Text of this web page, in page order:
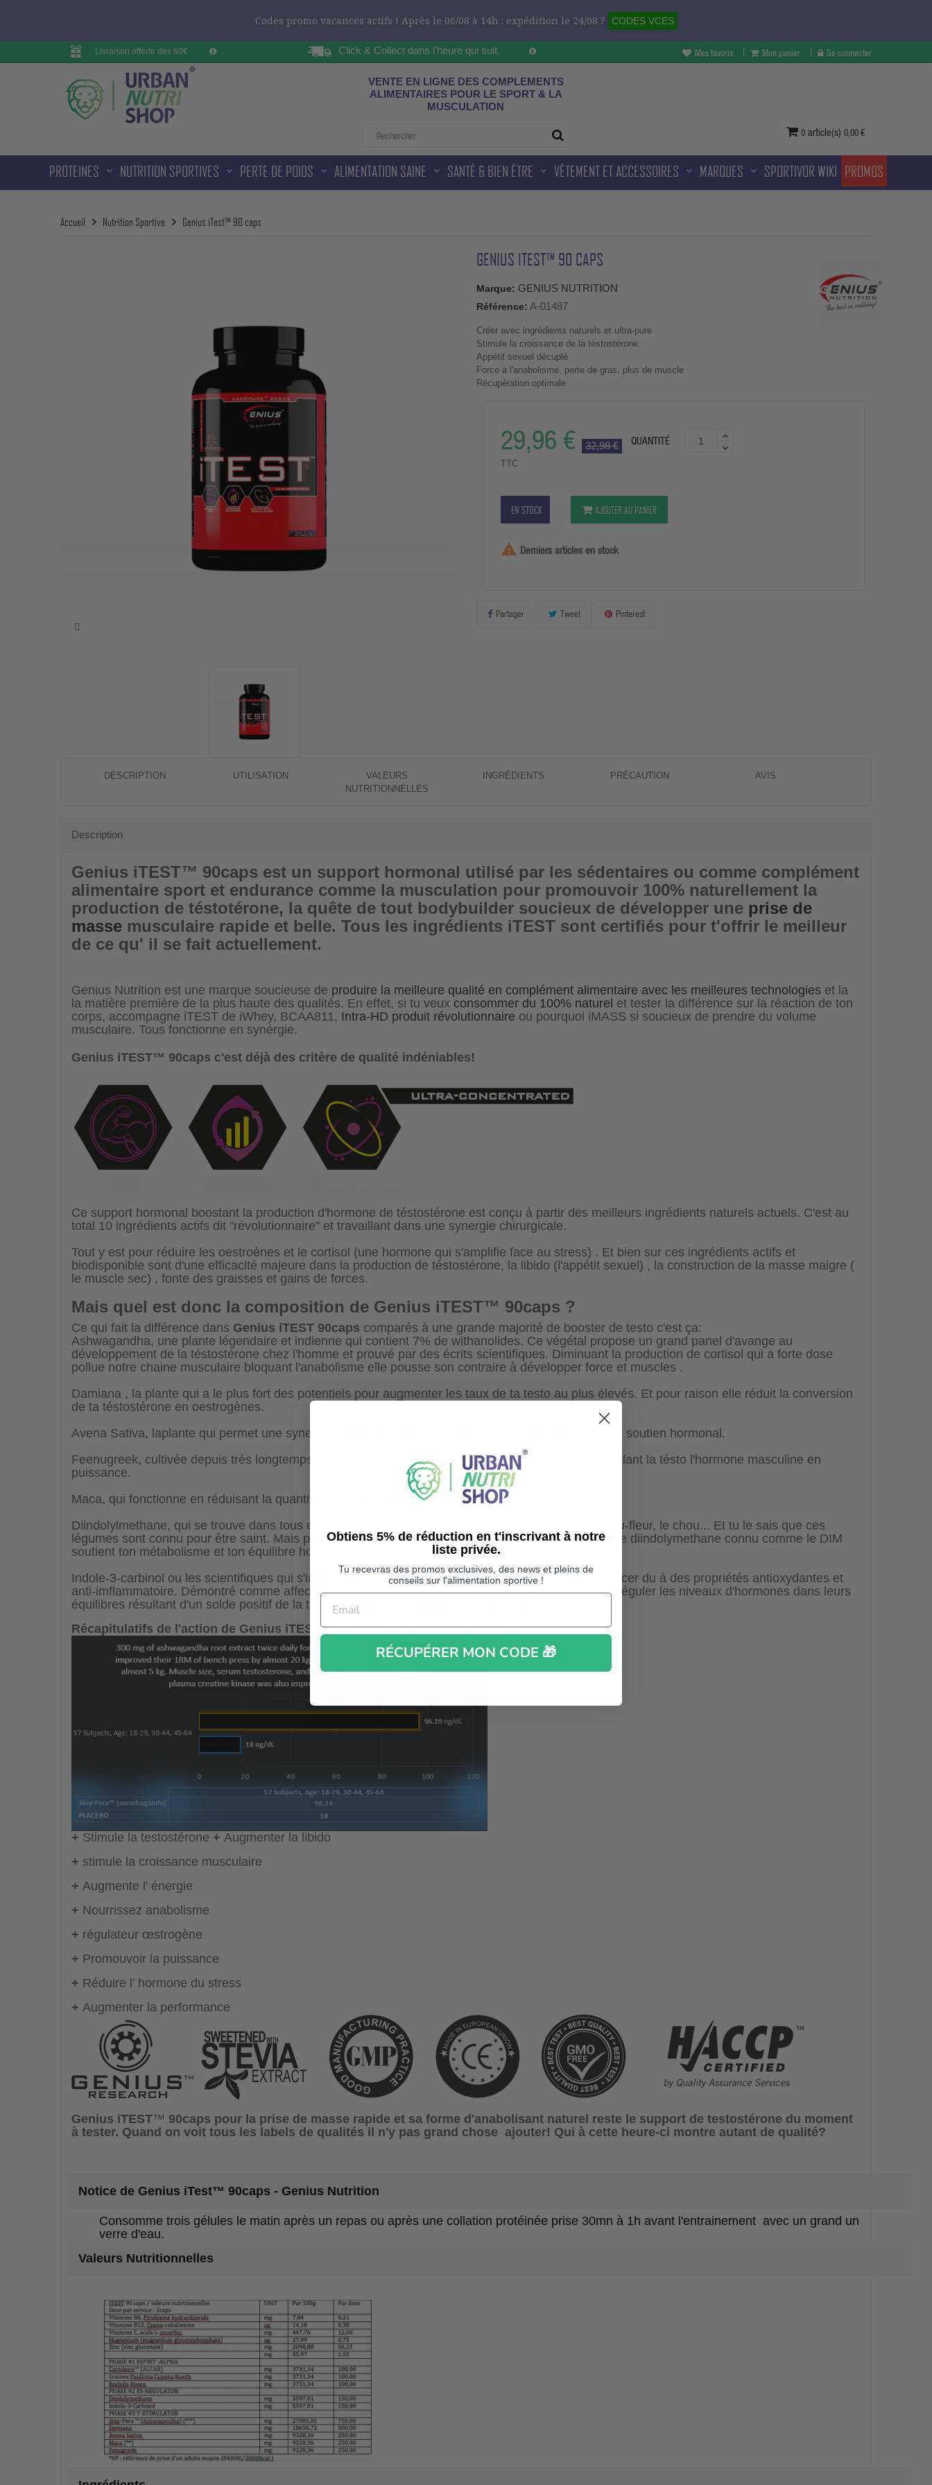
Codes promo vacances actifs ! Après le 06/08 à 14h : expédition le 24/08 ? CODES VCES
Livraison offerte dès 60€ Click & Collect dans l'heure qui suit.
Sur les horaires d'ouvertures à Melun et sans frais
additionnelle.
Mes favoris Mon panier Se connecter
VENTE EN LIGNE DES COMPLEMENTS
ALIMENTAIRES POUR LE SPORT & LA
MUSCULATION
0 article(s) 0,00 €
PROTEINES NUTRITION SPORTIVES PERTE DE POIDS ALIMENTATION SAINE SANTÉ & BIEN ÊTRE VÊTEMENT ET ACCESSOIRES MARQUES SPORTIVOR WIKI PROMOS
Accueil Nutrition Sportive Genius iTest™ 90 caps
GENIUS ITEST™ 90 CAPS
Marque: GENIUS NUTRITION
Référence: A-01487
Créer avec ingrédients naturels et ultra-pure
Stimule la croissance de la téstostérone.
Appétit sexuel décuplé
Force à l'anabolisme, perte de gras, plus de muscle
Récupération optimale
29,96 € 32,98 €
TTC
QUANTITÉ
EN STOCK AJOUTER AU PANIER
 Derniers articles en stock
Partager Tweet Pinterest
DESCRIPTION UTILISATION
VALEURS
NUTRITIONNELLES
INGRÉDIENTS PRÉCAUTION AVIS
Description
Genius iTEST™ 90caps est un support hormonal utilisé par les sédentaires ou comme complément
alimentaire sport et endurance comme la musculation pour promouvoir 100% naturellement la
production de téstotérone, la quête de tout bodybuilder soucieux de développer une prise de
masse musculaire rapide et belle. Tous les ingrédients iTEST sont certifiés pour t'offrir le meilleur
de ce qu' il se fait actuellement.
Genius Nutrition est une marque soucieuse de produire la meilleure qualité en complément alimentaire avec les meilleures technologies et la
la matière première de la plus haute des qualités. En effet, si tu veux consommer du 100% naturel et tester la différence sur la réaction de ton
corps, accompagne iTEST de iWhey, BCAA811, Intra-HD produit révolutionnaire ou pourquoi iMASS si soucieux de prendre du volume
musculaire. Tous fonctionne en synérgie.
Genius iTEST™ 90caps c'est déjà des critère de qualité indéniables!
Ce support hormonal boostant la production d'hormone de téstostérone est conçu à partir des meilleurs ingrédients naturels actuels. C'est au
total 10 ingrédients actifs dit "révolutionnaire" et travaillant dans une synergie chirurgicale.
Tout y est pour réduire les oestroènes et le cortisol (une hormone qui s'amplifie face au stress) . Et bien sur ces ingrédients actifs et
biodisponible sont d'une efficacité majeure dans la production de téstostérone, la libido (l'appétit sexuel) , la construction de la masse maigre (
le muscle sec) , fonte des graisses et gains de forces.
Mais quel est donc la composition de Genius iTEST™ 90caps ?
Ce qui fait la différence dans Genius iTEST 90caps comparés à une grande majorité de booster de testo c'est ça:
Ashwagandha, une plante légendaire et indienne qui contient 7% de withanolides. Ce végétal propose un grand panel d'avange au
développement de la téstostérone chez l'homme et prouvé par des écrits scientifiques. Diminuant la production de cortisol qui a forte dose
pollue notre chaine musculaire bloquant l'anabolisme elle pousse son contraire à développer force et muscles .
Damiana , la plante qui a le plus fort des potentiels pour augmenter les taux de ta testo au plus élevés. Et pour raison elle réduit la conversion
de ta téstostérone en oestrogènes.
Avena Sativa, laplante qui permet une synergie complète entre les autres ingrédients dans le but du soutien hormonal.
Feenugreek, cultivée depuis très longtemps en Asie occidentale et qui a été démontré comme stimulant la tésto l'hormone masculine en
puissance.
Maca, qui fonctionne en réduisant la quantité d' oestrogènes et de DHT.
Diindolylmethane, qui se trouve dans tous es légumes crucifères. Ca serait donc les brocolis,le chou-fleur, le chou... Et tu le sais que ces
légumes sont connu pour être saint. Mais pourquoi donc? d'ou cela vient? Simplement par le fait que diindolymethane connu comme le DIM
soutient ton métabolisme et ton équilibre hormonal.
Indole-3-carbinol ou les scientifiques qui s'intéressaient à une molécule I3C pour lutter contre le cancer du à des propriétés antioxydantes et
anti-imflammatoire. Démontré comme affectant le métabolisme et les oestrogènes pouvant aider à réguler les niveaux d'hormones dans leurs
équilibres résultant d'un solde positif de la téstostérone et c'est bien ce qui nous intéresse ici.
Récapitulatifs de l'action de Genius iTEST ™90caps sur ton corps et ton système hormonal:
+ Stimule la testostérone + Augmenter la libido
+ stimule la croissance musculaire
+ Augmente l' énergie
+ Nourrissez anabolisme
+ régulateur œstrogène
+ Promouvoir la puissance
+ Réduire l' hormone du stress
+ Augmenter la performance
Genius iTEST™ 90caps pour la prise de masse rapide et sa forme d'anabolisant naturel reste le support de testostérone du moment
à tester. Quand on voit tous les labels de qualités il n'y pas grand chose ajouter! Qui à cette heure-ci montre autant de qualité?
Notice de Genius iTest™ 90caps - Genius Nutrition
Consomme trois gélules le matin après un repas ou après une collation protéinée prise 30mn à 1h avant l'entrainement avec un grand un
verre d'eau.
Valeurs Nutritionnelles
Obtiens 5% de réduction en t'inscrivant à notre
liste privée.
Tu recevras des promos exclusives, des news et pleins de
conseils sur l'alimentation sportive !
RÉCUPÉRER MON CODE 🎁